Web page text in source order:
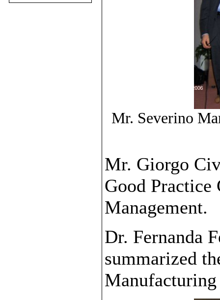
Mr. Severino
Mr. Giorgo
Good
Management.
Dr. Fernanda
summarized